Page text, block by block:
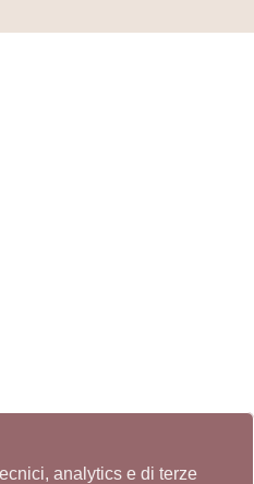
analytics e di terze